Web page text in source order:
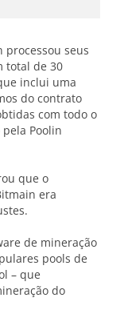
processou seus
total de 30
inclui uma
do contrato
com todo o
Poolin
que o
era
de mineração
pools de
– que
do